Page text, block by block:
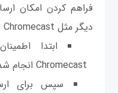
فراهم کردن امکان
دیگر مثل Chromecast است.
ابتدا
Chromecast انجام شده و آماده دریافت محتوا است.
سپس برای